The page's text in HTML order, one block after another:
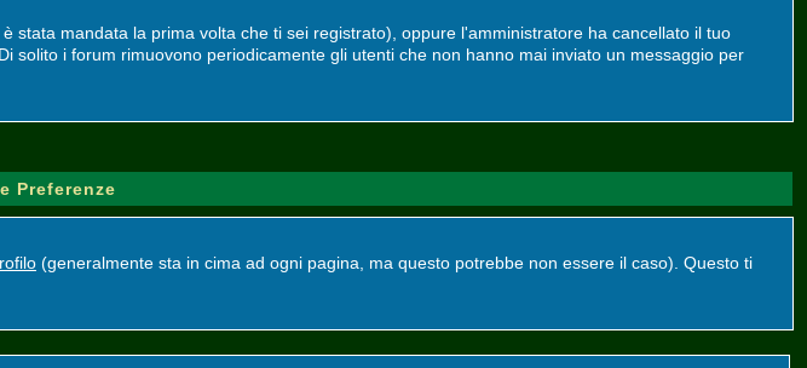
mandata la prima volta che ti sei registrato), oppure l'amministratore ha cancellato il tuo
i forum rimuovono periodicamente gli utenti che non hanno mai inviato un messaggio per
Preferenze
(generalmente sta in cima ad ogni pagina, ma questo potrebbe non essere il caso). Questo ti